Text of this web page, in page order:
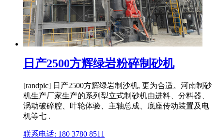
日产2500方辉绿岩粉碎制砂机
[randpic] 日产2500方辉绿岩制沙机, 更为合适。河南制砂
机生产厂家生产的系列型立式制砂机由进料、分料器、
涡动破碎腔、叶轮体验、主轴总成、底座传动装置及电
机等七 .
联系电话: 180 3780 8511